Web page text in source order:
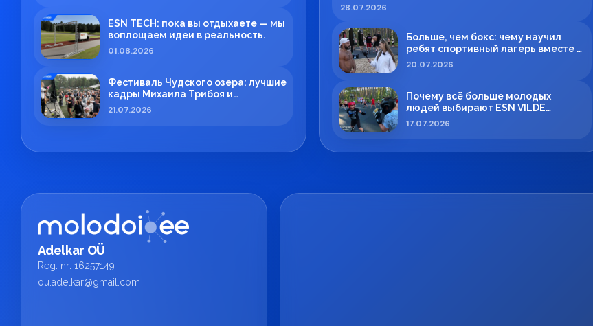
ESN TECH: пока вы отдыхаете — мы
воплощаем идеи в реальность.
01.08.2026
Фестиваль Чудского озера: лучшие
кадры Михаила Трибоя и
профессиональная работа ESN
21.07.2026
28.07.2026
Больше, чем бокс: чему научил
ребят спортивный лагерь вместе с
Максимом Вильде
20.07.2026
Почему всё больше молодых
людей выбирают ESN VILDE
BOXING в Силламяэ?
17.07.2026
Adelkar OÜ
Reg. nr: 16257149
ou.adelkar@gmail.com